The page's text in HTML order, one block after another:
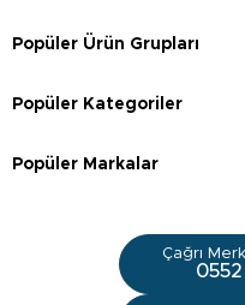
Popüler Ürün Grupları
Popüler Kategoriler
Popüler Markalar
Çağrı